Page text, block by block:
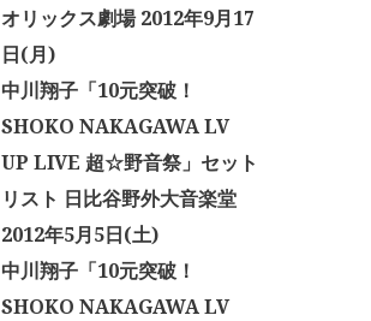
オリックス劇場 2012年9月17
日(月)
中川翔子「10元突破！
SHOKO NAKAGAWA LV
UP LIVE 超☆野音祭」セット
リスト 日比谷野外大音楽堂
2012年5月5日(土)
中川翔子「10元突破！
SHOKO NAKAGAWA LV